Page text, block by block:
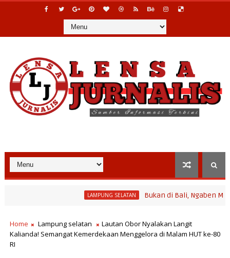
LAMPUNG SELATAN Bukan di Bali, Ngaben Massal
Home Lampung selatan
Lautan Obor Nyalakan Langit
Kalianda! Semangat Kemerdekaan Menggelora di Malam HUT ke-80
RI